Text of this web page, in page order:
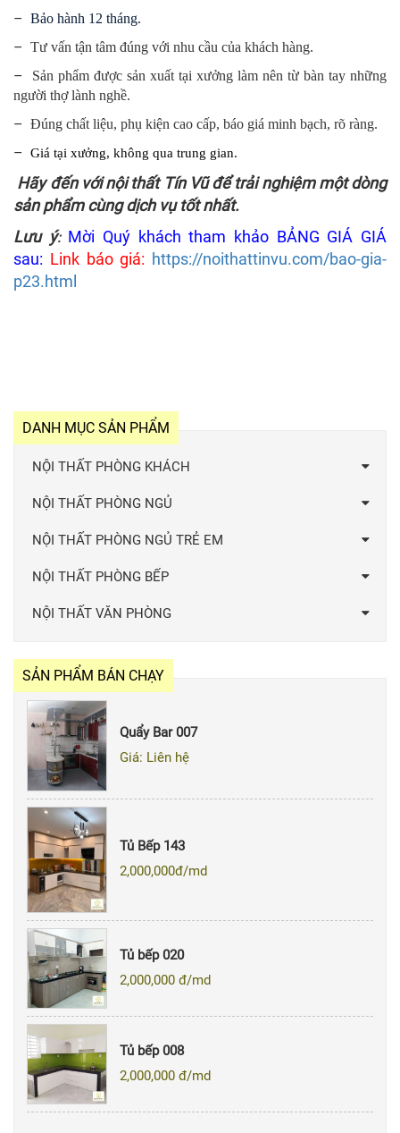
– Bảo hành 12 tháng.
– Tư vấn tận tâm đúng với nhu cầu của khách hàng.
– Sản phẩm được sản xuất tại xưởng làm nên từ bàn tay những
người thợ lành nghề.
– Đúng chất liệu, phụ kiện cao cấp, báo giá minh bạch, rõ ràng.
– Giá tại xưởng, không qua trung gian.
Hãy đến với nội thất Tín Vũ để trải nghiệm một dòng
sản phẩm cùng dịch vụ tốt nhất.
Lưu ý: Mời Quý khách tham khảo BẢNG GIÁ GIÁ
sau: Link báo giá: https://noithattinvu.com/bao-gia-
p23.html
DANH MỤC SẢN PHẨM
NỘI THẤT PHÒNG KHÁCH
NỘI THẤT PHÒNG NGỦ
NỘI THẤT PHÒNG NGỦ TRẺ EM
NỘI THẤT PHÒNG BẾP
NỘI THẤT VĂN PHÒNG
SẢN PHẨM BÁN CHẠY
Quẩy Bar 007
Giá: Liên hệ
Tủ Bếp 143
2,000,000đ/md
Tủ bếp 020
2,000,000đ/md
Tủ bếp 008
2,000,000đ/md